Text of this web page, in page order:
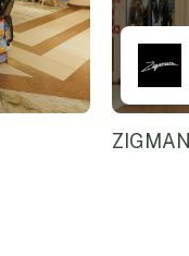
ZIGMAN